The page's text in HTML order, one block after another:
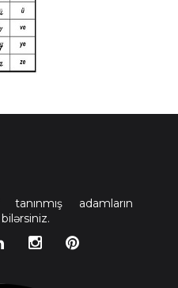
adamların